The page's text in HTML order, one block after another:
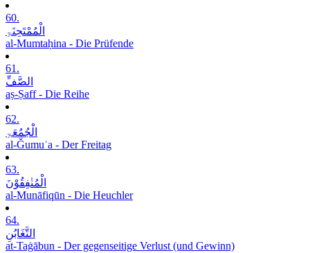
60.
الْمُمْتَحِنَۃِ
al-Mumtaḥina - Die Prüfende
61.
الصَّفِّ
aṣ-Ṣaff - Die Reihe
62.
الْجُمُعَۃِ
al-Ǧumuʿa - Der Freitag
63.
الْمُنٰفِقُوْنَ
al-Munāfiqūn - Die Heuchler
64.
التَّغَابُنِ
at-Taġābun - Der gegenseitige Verlust (und Gewinn)